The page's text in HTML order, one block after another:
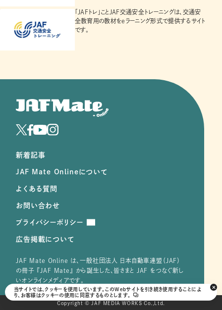
当サイトでは、クッキーを使用しています。このWebサイトを引き続き使用することによ
り、お客様はクッキーの使用に同意するものとします。
「JAFトレ」ことJAF交通安全トレーニングは、交通安
全教育用の教材をeラーニング形式で提供するサイト
です。
新着記事
JAF Mate Onlineについて
よくある質問
お問い合わせ
プライバシーポリシー
広告掲載について
JAF Mate Online は、⼀般社団法⼈ ⽇本⾃動⾞連盟（JAF）
の冊子 『JAF Mate』 から誕⽣した、皆さまと JAF をつなぐ新し
いオンラインメディアです。
Copyright © JAF MEDIA WORKS Co.,Ltd.